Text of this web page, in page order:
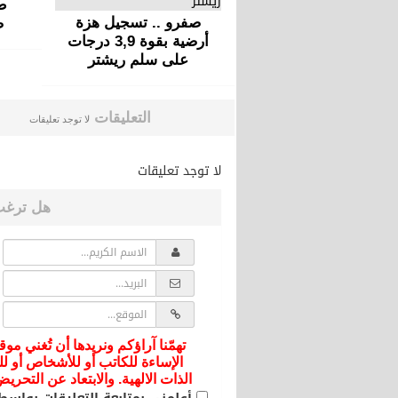
صفرو .. تسجيل هزة
أرضية بقوة 3,9 درجات
على سلم ريشتر
التعليقات لا توجد تعليقات
لا توجد تعليقات
هل
تهمّنا آراؤكم ونريدها أن تُغني
الإساءة للكاتب أو للأشخاص أو
الذات الالهية. والابتعاد عن